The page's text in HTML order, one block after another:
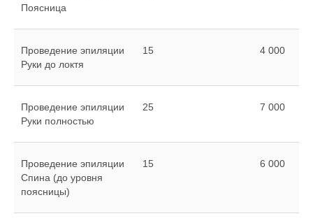
Поясница
Проведение эпиляции
Руки до локтя
15 4 000
Проведение эпиляции
Руки полностью
25 7 000
Проведение эпиляции
Спина (до уровня
поясницы)
15 6 000